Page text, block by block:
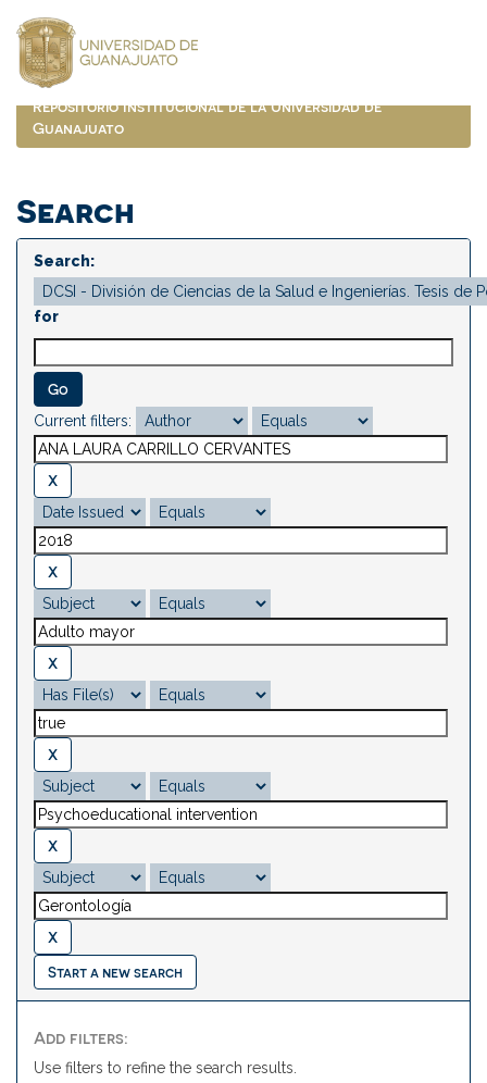
navigation
Repositorio Institucional de la Universidad de
Guanajuato
Search
Search:
for
Current filters:
Start a new search
Add filters:
Use filters to refine the search results.